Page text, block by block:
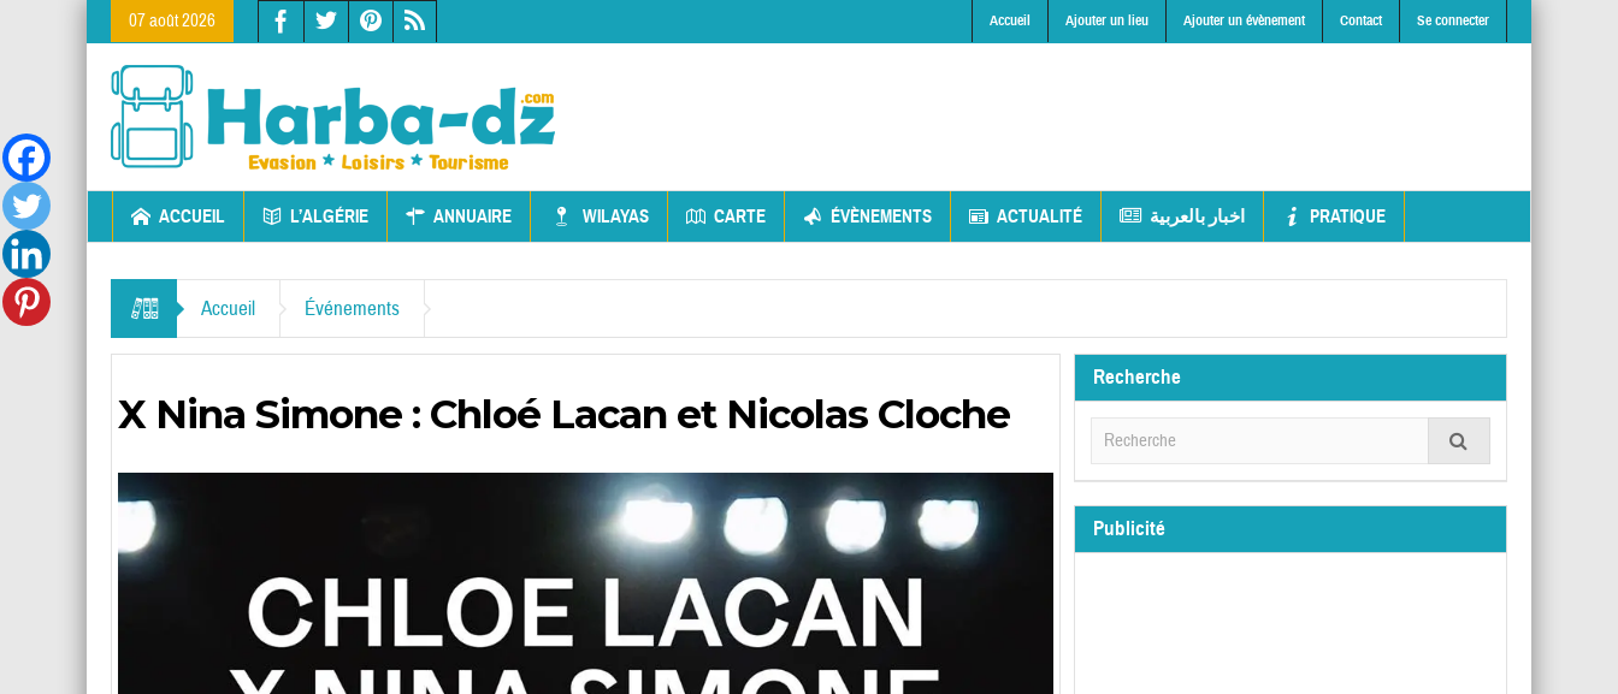
07 août 2026 Accueil Ajouter un lieu Ajouter un évènement Contact Se connecter
ACCUEIL L’ALGÉRIE ANNUAIRE WILAYAS CARTE ÉVÈNEMENTS ACTUALITÉ اخبار بالعربية PRATIQUE
Accueil Événements
X Nina Simone : Chloé Lacan et Nicolas Cloche
Recherche
Publicité